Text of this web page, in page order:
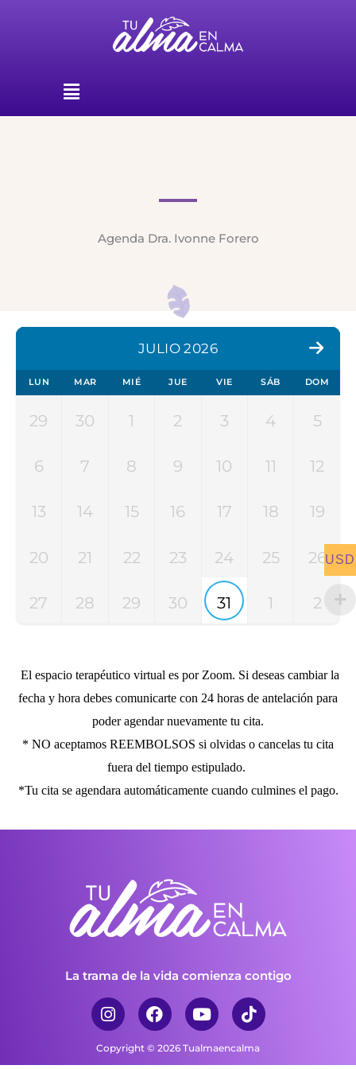
Menú
Agenda Dra. Ivonne Forero
JULIO 2026
LUN MAR MIÉ JUE VIE SÁB DOM
29 30 1 2 3 4 5
6 7 8 9 10 11 12
13 14 15 16 17 18 19
20 21 22 23 24 25 26
27 28 29 30 31 1 2
El espacio terapéutico virtual es por Zoom. Si deseas cambiar la
fecha y hora debes comunicarte con 24 horas de antelación para
poder agendar nuevamente tu cita.
* NO aceptamos REEMBOLSOS si olvidas o cancelas tu cita
fuera del tiempo estipulado.
*Tu cita se agendara automáticamente cuando culmines el pago.
La trama de la vida comienza contigo
I
n
s
F
a
c
Y
o
u
T
i
k
Copyright © 2026 Tualmaencalma
USD